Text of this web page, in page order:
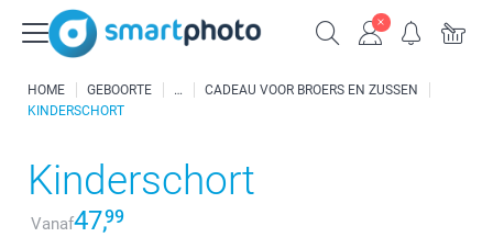
HOME GEBOORTE
CADEAU VOOR BROERS EN ZUSSEN
KINDERSCHORT
Kinderschort
Vanaf47,99